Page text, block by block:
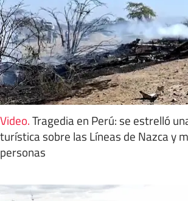
Video.Tragedia en Perú: se estrelló
turística sobre las Líneas de Nazca y
personas